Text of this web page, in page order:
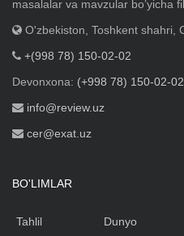
masalalar va mavzular boʼyicha
O'zbekiston, Toshkent shahri,
+(998 78) 150-02-02
Devonxona: (+998 78) 150-02-
info@review.uz
cer@exat.uz
BO'LIMLAR
Tahlil
Dunyo